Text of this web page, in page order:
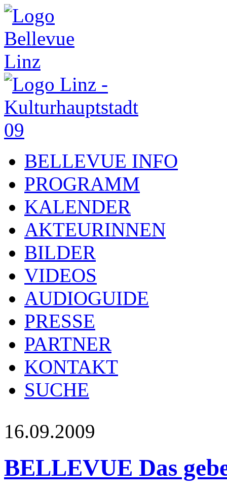
BELLEVUE INFO
PROGRAMM
KALENDER
AKTEURINNEN
BILDER
VIDEOS
AUDIOGUIDE
PRESSE
PARTNER
KONTAKT
SUCHE
16.09.2009
BELLEVUE Das